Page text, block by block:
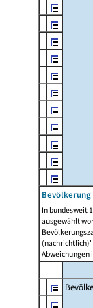
In bundesweit
ausgewählt
Abweichungen